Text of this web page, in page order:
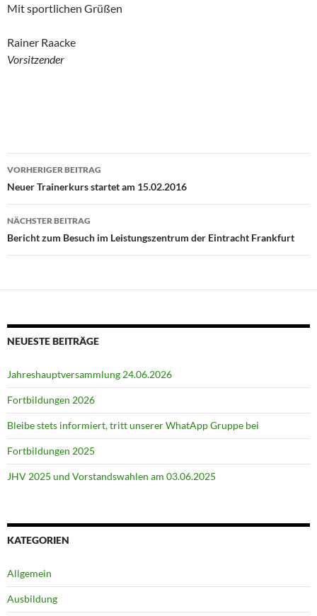
Mit sportlichen Grüßen
Rainer Raacke
Vorsitzender
Beitragsnavigation
VORHERIGER BEITRAG
Neuer Trainerkurs startet am 15.02.2016
NÄCHSTER BEITRAG
Bericht zum Besuch im Leistungszentrum der Eintracht Frankfurt
NEUESTE BEITRÄGE
Jahreshauptversammlung 24.06.2026
Fortbildungen 2026
Bleibe stets informiert, tritt unserer WhatApp Gruppe bei
Fortbildungen 2025
JHV 2025 und Vorstandswahlen am 03.06.2025
KATEGORIEN
Allgemein
Ausbildung